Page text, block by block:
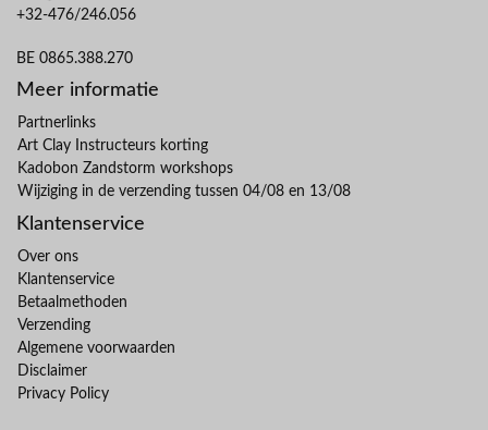
+32-476/246.056
BE 0865.388.270
Meer informatie
Partnerlinks
Art Clay Instructeurs korting
Kadobon Zandstorm workshops
Wijziging in de verzending tussen 04/08 en 13/08
Klantenservice
Over ons
Klantenservice
Betaalmethoden
Verzending
Algemene voorwaarden
Disclaimer
Privacy Policy